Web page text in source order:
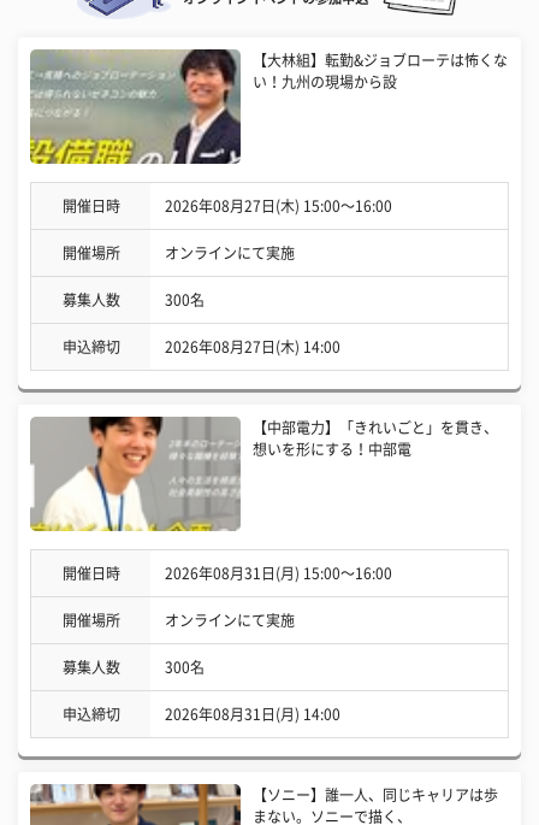
【大林組】転勤&ジョブローテは怖くな
い！九州の現場から設
開催日時 2026年08月27日(木) 15:00〜16:00
開催場所 オンラインにて実施
募集人数 300名
申込締切 2026年08月27日(木) 14:00
【中部電力】「きれいごと」を貫き、
想いを形にする！中部電
開催日時 2026年08月31日(月) 15:00〜16:00
開催場所 オンラインにて実施
募集人数 300名
申込締切 2026年08月31日(月) 14:00
【ソニー】誰一人、同じキャリアは歩
まない。ソニーで描く、